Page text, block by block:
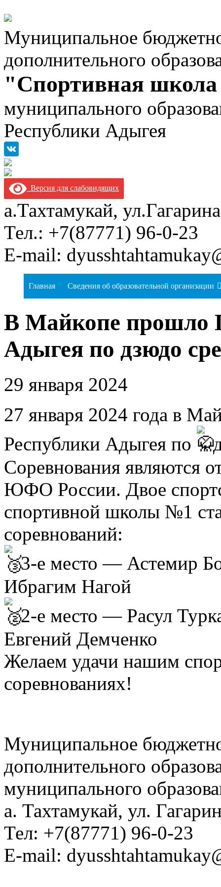
Муниципальное
дополнительного
"Спортивная
муниципального
Республики Адыгея
Версия для слабовидящих
а.Тахтамукай,
Тел.: +7(87771) 96-0-23
E-mail:
Главная Сведения об образовательной организации
В Майкопе прошло
Адыгея по дзюдо
29 января 2024
27 января 2024 года в
Республики Адыгея по
Соревнования являются
ЮФО России. Двое
спортивной школы №1
соревнований:
3-е место — Астемир
Ибрагим Нагой
2-е место — Расул
Евгений Демченко
Желаем удачи нашим
соревнованиях!
Муниципальное
дополнительного
муниципального
а. Тахтамукай, ул.
Тел: +7(87771) 96-0-23
E-mail: